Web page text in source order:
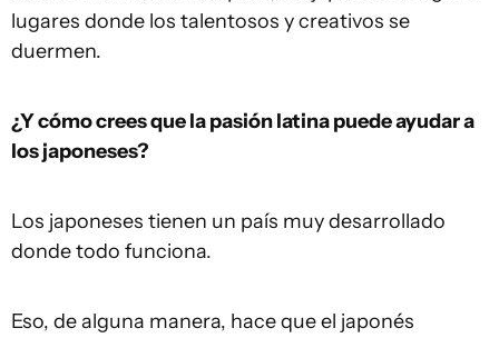
lugares donde los talentosos y creativos se
duermen.
¿Y cómo crees que la pasión latina puede ayudar a
los japoneses?
Los japoneses tienen un país muy desarrollado
donde todo funciona.
Eso, de alguna manera, hace que el japonés